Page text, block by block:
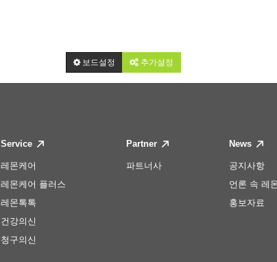
보드설정 추가설정
Service
레몬케어
레몬케어 플러스
레몬톡톡
건강의신
청구의신
Partner
파트너사
News
공지사항
언론 속 레
홍보자료